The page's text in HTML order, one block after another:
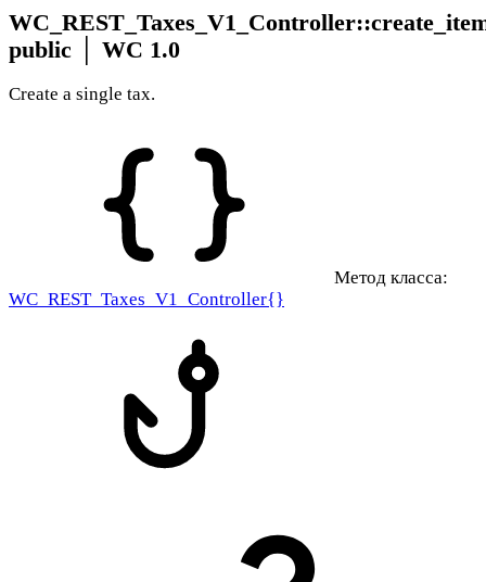
public
WC 1.0
Create a single tax.
Метод класса:
WC_REST_Taxes_V1_Controller{}